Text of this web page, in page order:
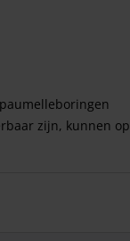
zijn, kunnen op
(glas wordt los